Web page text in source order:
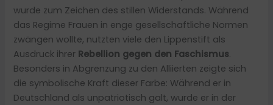
wurde zum Zeichen des stillen Widerstands. Während
das Regime Frauen in enge gesellschaftliche Normen
zwängen wollte, nutzten viele den Lippenstift als
Ausdruck ihrer Rebellion gegen den Faschismus.
Besonders in Abgrenzung zu den Alliierten zeigte sich
die symbolische Kraft dieser Farbe: Während er in
Deutschland als unpatriotisch galt, wurde er in der